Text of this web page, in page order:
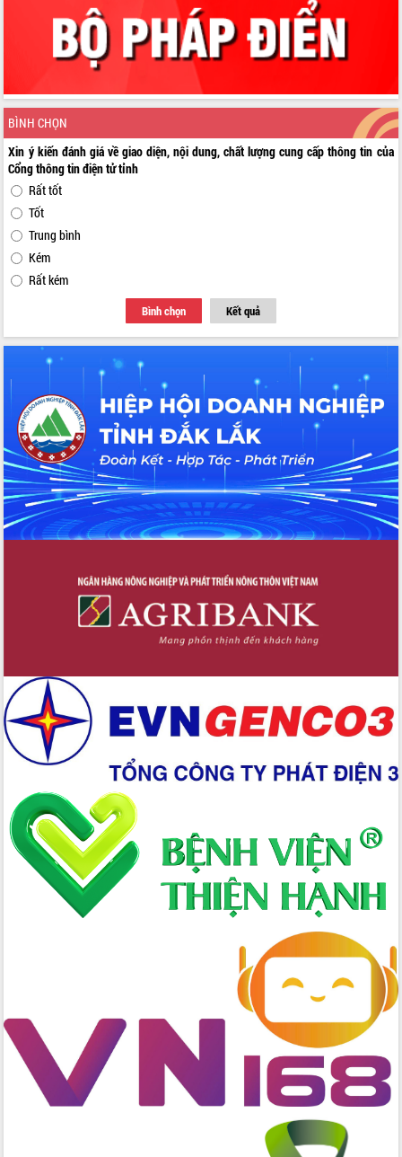
BÌNH CHỌN
Xin ý kiến đánh giá về giao diện, nội dung, chất lượng cung cấp thông tin của
Cổng thông tin điện tử tỉnh
Rất tốt
Tốt
Trung bình
Kém
Rất kém
Bình chọn Kết quả